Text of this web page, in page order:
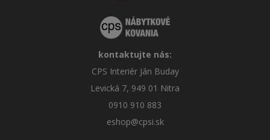
kontaktujte nás:
CPS Interiér Ján Buday
Levická 7, 949 01 Nitra
0910 910 883
eshop@cpsi.sk